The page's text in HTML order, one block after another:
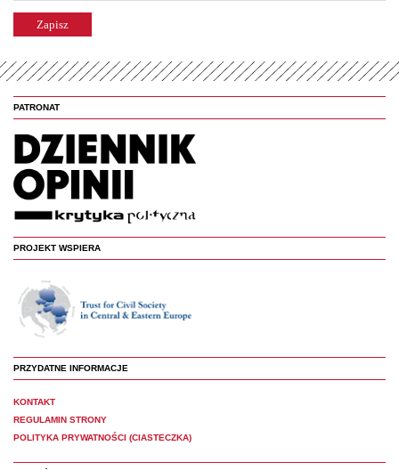
PATRONAT
PROJEKT WSPIERA
PRZYDATNE INFORMACJE
KONTAKT
REGULAMIN STRONY
POLITYKA PRYWATNOŚCI (CIASTECZKA)